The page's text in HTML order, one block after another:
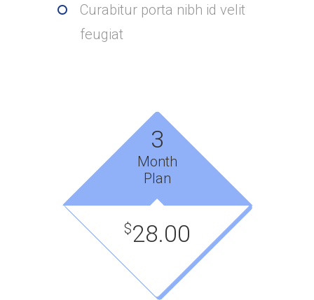
Curabitur porta nibh id velit
feugiat
3
Month
Plan
$28.00